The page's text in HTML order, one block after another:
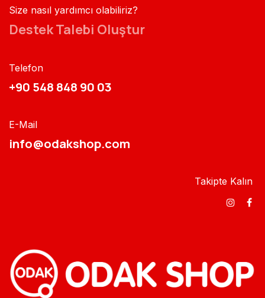
Size nasıl yardımcı olabiliriz?
Destek Talebi Oluştur
Telefon
+90 548 848 90 03​​
E-Mail
info@odakshop.com​
Takipte Kalın